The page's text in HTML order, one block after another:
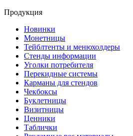
Продукция
Новинки
Монетницы
Тейблтенты и менюхолдеры
Стенды информации
Уголки потребителя
Перекидные системы
Карманы для стендов
Чекбоксы
Буклетницы
Визитницы
Ценники
Таблички